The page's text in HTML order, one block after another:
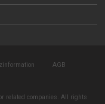
AGB
related companies. All rights